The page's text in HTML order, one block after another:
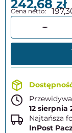
242,68
12 sierpnia
Najtańsza
InPost